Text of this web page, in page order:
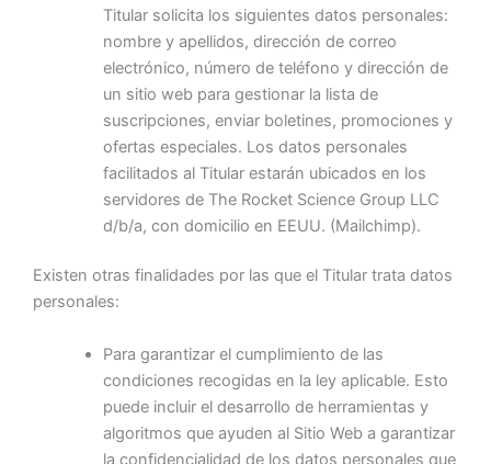
Titular solicita los siguientes datos personales:
nombre y apellidos, dirección de correo
electrónico, número de teléfono y dirección de
un sitio web para gestionar la lista de
suscripciones, enviar boletines, promociones y
ofertas especiales. Los datos personales
facilitados al Titular estarán ubicados en los
servidores de The Rocket Science Group LLC
d/b/a, con domicilio en EEUU. (Mailchimp).
Existen otras finalidades por las que el Titular trata datos
personales:
Para garantizar el cumplimiento de las
condiciones recogidas en la ley aplicable. Esto
puede incluir el desarrollo de herramientas y
algoritmos que ayuden al Sitio Web a garantizar
la confidencialidad de los datos personales que